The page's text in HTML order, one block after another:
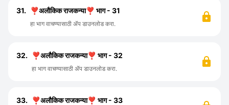
31. ❣️अलौकिक राजकन्या❣️ भाग - 31
हा भाग वाचण्यासाठी ॲप डाउनलोड करा.
32. ❣️अलौकिक राजकन्या❣️ भाग - 32
हा भाग वाचण्यासाठी ॲप डाउनलोड करा.
33. ❣️अलौकिक राजकन्या❣️ भाग - 33